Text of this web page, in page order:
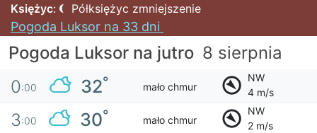
Księżyc: Półksiężyc zmniejszenie
Pogoda Luksor na 33 dni
Pogoda Luksor na jutro 8 sierpnia
0:00 32° mało chmur
NW
4 m/s
3:00 30° mało chmur
NW
2 m/s